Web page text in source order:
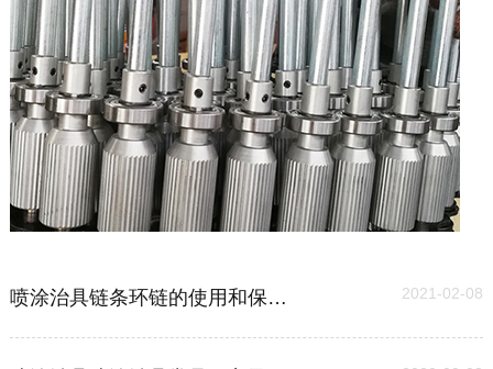
喷涂治具链条环链的使用和保养维护 2021-02-08